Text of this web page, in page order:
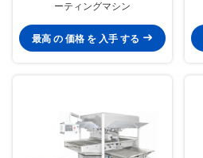
ーティングマシン
最高 の 価格 を 入手 する